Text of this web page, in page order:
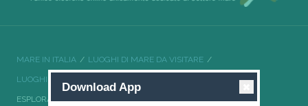
MARE IN ITALIA LUOGHI DI MARE DA VISITARE
LUOGHI DI MARE DA VISITARE SICILIA
ESPLORA LA BELLEZZA DI PETROSINO CON MARE IN ITALIA
Download App